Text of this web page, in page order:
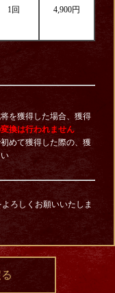
1回 4,900円
を獲得した場合、獲得
換は行われません
めて獲得した際の、獲
ろしくお願いいたしま